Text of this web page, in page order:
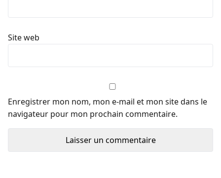
Site web
Enregistrer mon nom, mon e-mail et mon site dans le
navigateur pour mon prochain commentaire.